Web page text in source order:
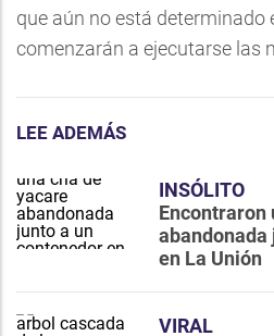
que aún no está determinado
comenzarán a ejecutarse las
LEE ADEMÁS
INSÓLITO
Encontraron
abandonada
en La Unión
VIRAL